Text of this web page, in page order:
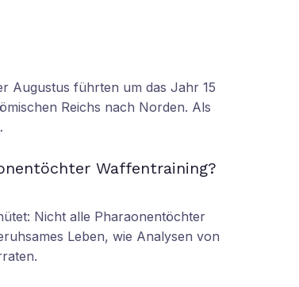
Augustus führten um das Jahr 15
Reichs nach Norden. Als
Waffentraining?
Nicht alle Pharaonentöchter
Leben, wie Analysen von